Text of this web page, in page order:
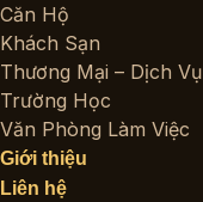
Căn Hộ
Khách Sạn
Thương Mại – Dịch Vụ
Trường Học
Văn Phòng Làm Việc
Giới thiệu
Liên hệ